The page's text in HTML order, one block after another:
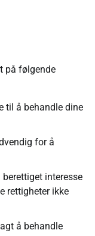
på følgende
til å behandle dine
for å
berettiget interesse
rettigheter ikke
å behandle